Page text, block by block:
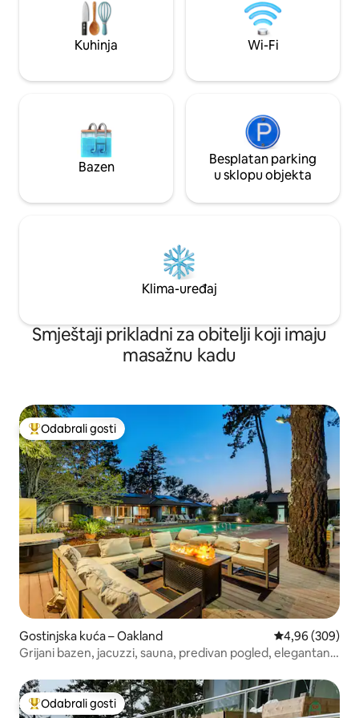
boravku prepunom prirode.
*1 min do tržnice
za električna vozila) Pronađite
društvenim
Kuhinja Wi-Fi
Bazen
Besplatan parking
u sklopu objekta
Klima-uređaj
Smještaji prikladni za obitelji koji imaju
masažnu kadu
Među najviše rangiranima s oznakom „Odabrali gosti”
Odabrali gosti
Gostinjska kuća – Oakland Prosječna
4,96 (309)
Grijani bazen, jacuzzi, sauna, predivan pogled, elegantan
Među najviše rangiranima s oznakom „Odabrali gosti”
Odabrali gosti